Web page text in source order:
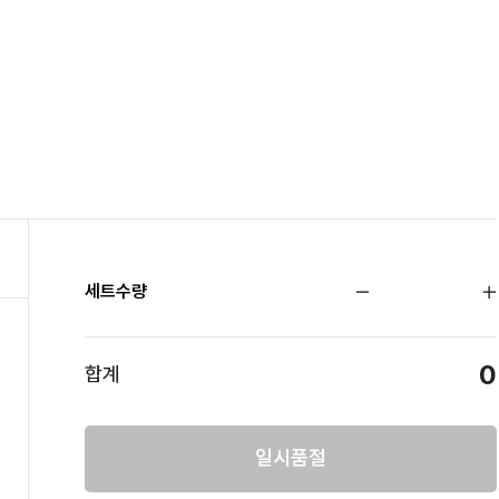
세트수량
합계 0
일시품절